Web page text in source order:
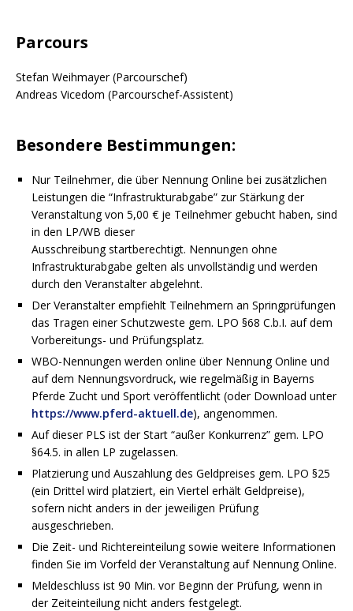
Parcours
Stefan Weihmayer (Parcourschef)
Andreas Vicedom (Parcourschef-Assistent)
Besondere Bestimmungen:
Nur Teilnehmer, die über Nennung Online bei zusätzlichen
Leistungen die “Infrastrukturabgabe” zur Stärkung der
Veranstaltung von 5,00 € je Teilnehmer gebucht haben, sind
in den LP/WB dieser
Ausschreibung startberechtigt. Nennungen ohne
Infrastrukturabgabe gelten als unvollständig und werden
durch den Veranstalter abgelehnt.
Der Veranstalter empfiehlt Teilnehmern an Springprüfungen
das Tragen einer Schutzweste gem. LPO §68 C.b.I. auf dem
Vorbereitungs- und Prüfungsplatz.
WBO-Nennungen werden online über Nennung Online und
auf dem Nennungsvordruck, wie regelmäßig in Bayerns
Pferde Zucht und Sport veröffentlicht (oder Download unter
https://www.pferd-aktuell.de), angenommen.
Auf dieser PLS ist der Start “außer Konkurrenz” gem. LPO
§64.5. in allen LP zugelassen.
Platzierung und Auszahlung des Geldpreises gem. LPO §25
(ein Drittel wird platziert, ein Viertel erhält Geldpreise),
sofern nicht anders in der jeweiligen Prüfung
ausgeschrieben.
Die Zeit- und Richtereinteilung sowie weitere Informationen
finden Sie im Vorfeld der Veranstaltung auf Nennung Online.
Meldeschluss ist 90 Min. vor Beginn der Prüfung, wenn in
der Zeiteinteilung nicht anders festgelegt.